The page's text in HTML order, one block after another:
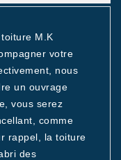
M.K
votre
nous
un ouvrage
vous serez
comme
rappel, la toiture
des